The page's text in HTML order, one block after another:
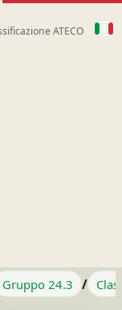
ATECO
Gruppo 24.3 /